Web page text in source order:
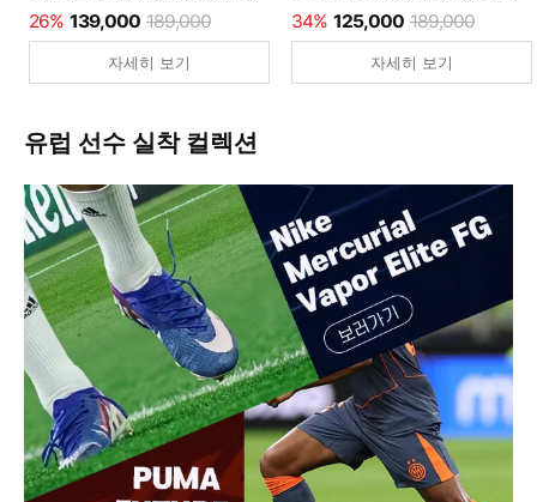
26% 139,000 189,000
자세히 보기
34% 125,000 189,000
자세히 보기
유럽 선수 실착 컬렉션